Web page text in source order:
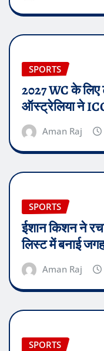
SPORTS
2027 WC के लिए
ऑस्ट्रेलिया ने
Aman Raj
SPORTS
ईशान किशन ने
लिस्ट में बनाई
Aman Raj
SPORTS